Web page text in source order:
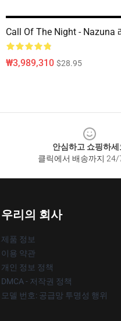
Call Of The Night - Nazuna
₩3,989,310 $28.95
안심하고 쇼핑하세
클릭에서 배송까지 24/
우리의 회사
제품 정보
이용 약관
개인 정보 정책
DMCA - 저작권 정책
모델 번호: 공급망 투명성 행위